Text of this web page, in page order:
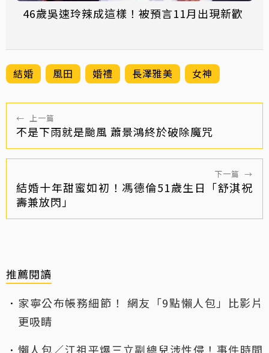
46歲吳速玲辣成這樣！被預言11月出現新歡
結婚 風田 婚禮 長澤雅美 女神
← 上一篇
不是下雨就是颱風 蕭景鴻終於破除魔咒
下一篇 →
結婚十年甜蜜如初！馮德倫51歲生日「舒淇祝
壽兼放閃」
推薦閱讀
家寧公布帳務細節！ 網友「9點懶人包」比影片
更吸睛
懶人包／江祖平爆三立副總兒涉性侵！事件時間